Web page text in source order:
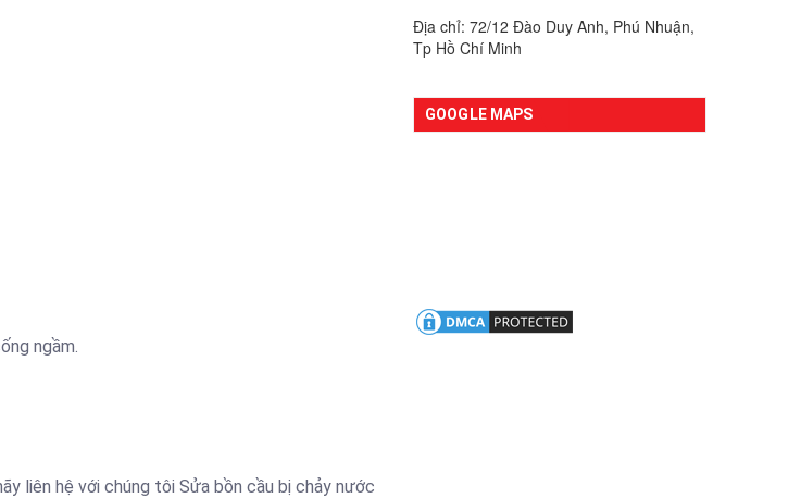
ngầm.
liên hệ với chúng tôi Sửa bồn cầu bị chảy nước
Địa chỉ: 72/12 Đào Duy Anh, Phú Nhuận,
Tp Hồ Chí Minh
GOOGLE MAPS